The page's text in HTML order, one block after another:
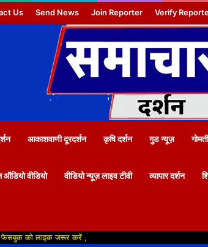
Us Send News Join Reporter Verify
आकाशवाणी दूरदर्शन कृषि दर्शन गुड न्यूज़
ऑडियो वीडियो वीडियो न्यूज़ लाइव टीवी व्यापार दर्शन
लाइक जरूर करें ,